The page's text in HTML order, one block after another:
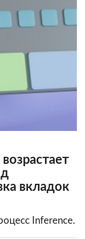
вкладок
Inference.